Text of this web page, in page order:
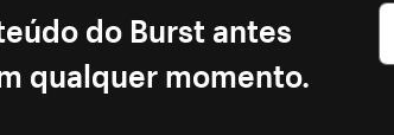
do Burst antes
qualquer momento.